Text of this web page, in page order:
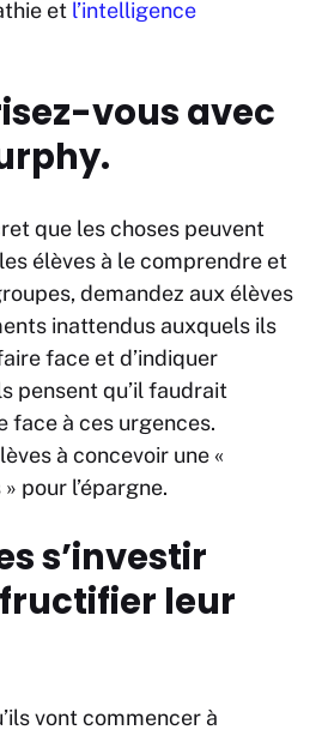
et l’intelligence
vous avec
que les choses peuvent
élèves à le comprendre et
demandez aux élèves
inattendus auxquels ils
face et d’indiquer
pensent qu’il faudrait
face à ces urgences.
à concevoir une «
pour l’épargne.
s’investir
leur
vont commencer à